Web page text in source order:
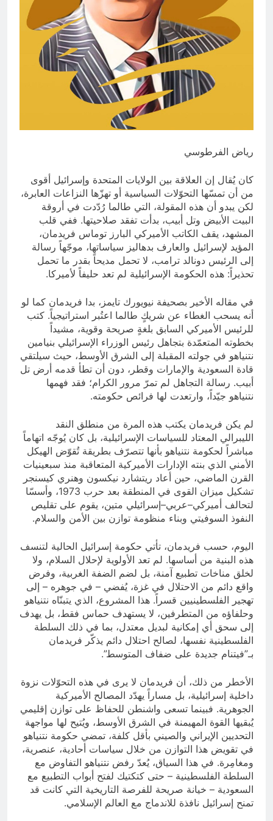
15 ساعة Ago
إقليم كردستان إلى أين؟ الطريق إلى
سقوط الحكومات… يبدأ من خلف أبوابها
المغلقة20 ساعة Ago
رياض الفرطوسي
كان يُقال إن العلاقة بين الولايات المتحدة وإسرائيل أقوى
من أن تمسّها التحوّلات السياسية أو تهزّها النزاعات العابرة،
لكن يبدو أن هذه المقولة، التي طالما رُدّدت في أروقة
البيت الأبيض وتل أبيب، بدأت تفقد صلاحيتها. ففي قلب
المشهد، يقف الكاتب الأميركي البارز توماس فريدمان،
المؤيد لإسرائيل والعارف بدهاليز سياساتها، موجّهاً رسالة
إلى الرئيس دونالد ترامب، لا تحمل مديحاً بقدر ما تحمل
تحذيراً: هذه الحكومة الإسرائيلية لم تعد حليفاً لأميركا.
في مقاله الأخير بصحيفة نيويورك تايمز، بدا فريدمان كما لو
أنه يسحب الغطاء عن شريكٍ طالما اعتُبر استراتيجياً. كتب
للرئيس الأميركي السابق بلغةٍ صريحة وقوية، مشيداً
بخطوته المتعمّدة بتجاهل رئيس الوزراء الإسرائيلي بنيامين
نتنياهو في جولته المقبلة إلى الشرق الأوسط، حيث سيلتقي
قادة السعودية والإمارات وقطر، دون أن تطأ قدمه أرض تل
أبيب. رسالة التجاهل لم تمرّ مرور الكرام؛ فقد فهمها
نتنياهو جيّداً، وارتعدت لها فرائص حكومته.
لم يكن فريدمان يكتب هذه المرة من منطلق النقد
الليبرالي المعتاد للسياسات الإسرائيلية، بل كان يُوجّه اتهاماً
مباشراً لحكومة نتنياهو بأنها تتصرّف بطريقة تُقوّض الهيكل
الأمني الذي بنته الإدارات الأميركية المتعاقبة منذ سبعينيات
القرن الماضي، حين أعاد ريتشارد نيكسون وهنري كيسنجر
تشكيل ميزان القوى في المنطقة بعد حرب 1973، وأسسّا
لتحالف أميركي–عربي–إسرائيلي متين، يقوم على تقليص
النفوذ السوفيتي وبناء منظومة توازن بين الأمن والسلام.
اليوم، حسب فريدمان، تأتي حكومة إسرائيل الحالية لتنسف
هذه البنية من أساسها. لم تعد الأولوية لإحلال السلام، ولا
لخلق مناخات تطبيع آمنة، بل لضم الضفة الغربية، وفرض
واقع دائم من الاحتلال في غزة، يُفضي – في جوهره – إلى
تهجير الفلسطينيين قسراً. هذا المشروع، الذي يتبنّاه نتنياهو
وحلفاؤه من المتطرفين، لا يستهدف حماس فقط، بل يهدف
إلى سحق أي إمكانية لبديل معتدل، بما في ذلك السلطة
الفلسطينية نفسها، لصالح احتلال دائم يذكّر فريدمان
بـ”فيتنام جديدة على ضفاف المتوسط”.
الأخطر من ذلك، أن فريدمان لا يرى في هذه التحوّلات نزوة
داخلية إسرائيلية، بل مساراً يهدّد المصالح الأميركية
الجوهرية. فبينما تسعى واشنطن للحفاظ على توازن إقليمي
يُبقيها القوة المهيمنة في الشرق الأوسط، ويُتيح لها مواجهة
التحديين الإيراني والصيني بأقل كلفة، تمضي حكومة نتنياهو
في تقويض هذا التوازن من خلال سياسات أحادية، عنصرية،
ومغامِرة. في هذا السياق، يُعدّ رفض نتنياهو التفاوض مع
السلطة الفلسطينية – حتى كتكتيك لفتح أبواب التطبيع مع
السعودية – خيانة صريحة للفرصة التاريخية التي كانت قد
تمنح إسرائيل نافذة للاندماج مع العالم الإسلامي.